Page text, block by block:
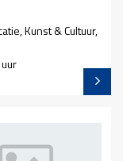
Kunst & Cultuur,